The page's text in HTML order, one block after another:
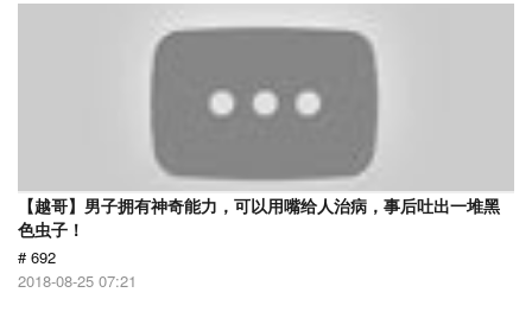
【越哥】男子拥有神奇能力，可以用嘴给人治病，事后吐出一堆黑
色虫子！
# 692
2018-08-25 07:21